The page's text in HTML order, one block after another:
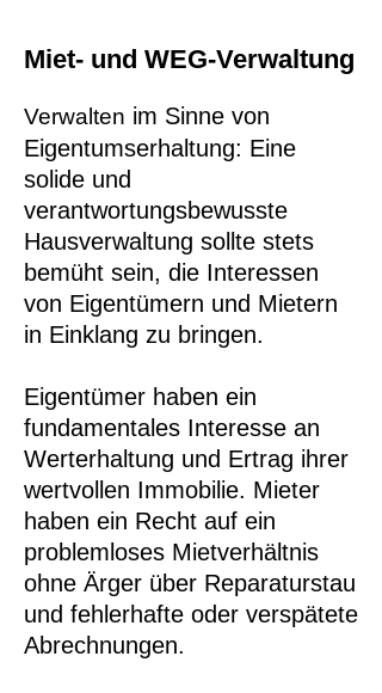
Miet- und WEG-Verwaltung
Verwalten im Sinne von
Eigentumserhaltung: Eine
solide und
verantwortungsbewusste
Hausverwaltung sollte stets
bemüht sein, die Interessen
von Eigentümern und Mietern
in Einklang zu bringen.
Eigentümer haben ein
fundamentales Interesse an
Werterhaltung und Ertrag ihrer
wertvollen Immobilie. Mieter
haben ein Recht auf ein
problemloses Mietverhältnis
ohne Ärger über Reparaturstau
und fehlerhafte oder verspätete
Abrechnungen.